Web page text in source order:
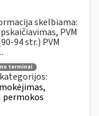
skelbiama:
PVM
94 str.) PVM
terminai
permokos